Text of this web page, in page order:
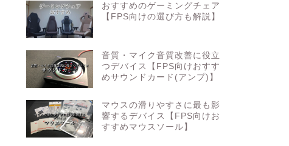
おすすめのゲーミングチェア
【FPS向けの選び方も解説】
音質・マイク音質改善に役立
つデバイス【FPS向けおすす
めサウンドカード(アンプ)】
マウスの滑りやすさに最も影
響するデバイス【FPS向けお
すすめマウスソール】